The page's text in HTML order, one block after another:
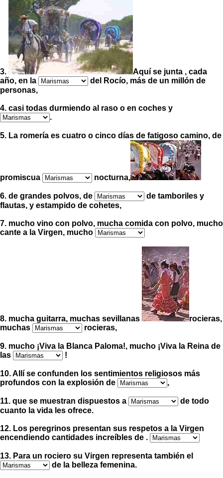
3.
Aquí se junta , cada
año, en la
del Rocío, más de un millón de
personas,
4. casi todas durmiendo al raso o en coches y
.
5. La romería es cuatro o cinco días de fatigoso camino, de
promiscua nocturna,
6. de grandes polvos, de
de tamboriles y
flautas, y estampido de cohetes,
7. mucho vino con polvo, mucha comida con polvo, mucho
cante a la Virgen, mucho
8. mucha guitarra, muchas sevillanas
rocieras,
muchas
rocieras,
9. mucho ¡Viva la Blanca Paloma!, mucho ¡Viva la Reina de
las
!
10. Allí se confunden los sentimientos religiosos más
profundos con la explosión de
,
11. que se muestran dispuestos a
de todo
cuanto la vida les ofrece.
12. Los peregrinos presentan sus respetos a la Virgen
encendiendo cantidades increíbles de .
13. Para un rociero su Virgen representa también el
de la belleza femenina.